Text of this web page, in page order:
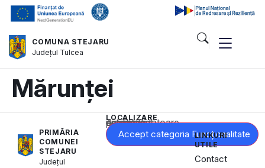
COMUNA STEJARU
Județul Tulcea
Mărunței
PRIMĂRIA
COMUNEI
STEJARU
Județul
LOCALIZARE
Acest conținut este blocat până când acceptați categoria corespunzătoare de cookie-uri.
Accept categoria Funcționalitate
LINKURI
UTILE
Contact